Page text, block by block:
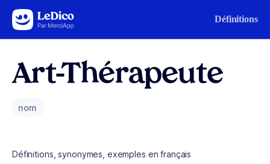
Aller au contenu Définitions
Art-Thérapeute
nom
Définitions, synonymes, exemples en français